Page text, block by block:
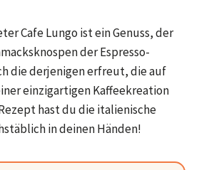
Cafe Lungo ist ein Genuss, der
der Espresso-
die derjenigen erfreut, die auf
einzigartigen Kaffeekreation
hast du die italienische
in deinen Händen!